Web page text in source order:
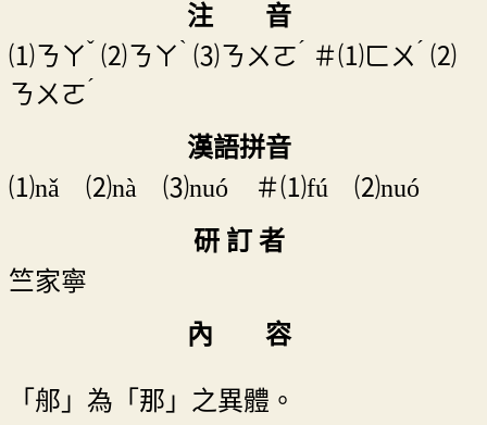
注 音
⑴ㄋㄚˇ ⑵ㄋㄚˋ ⑶ㄋㄨㄛˊ ＃⑴ㄈㄨˊ ⑵
ㄋㄨㄛˊ
漢語拼音
⑴nǎ ⑵nà ⑶nuó ＃⑴fú ⑵nuó
研 訂 者
竺家寧
內 容
「郍」為「那」之異體。